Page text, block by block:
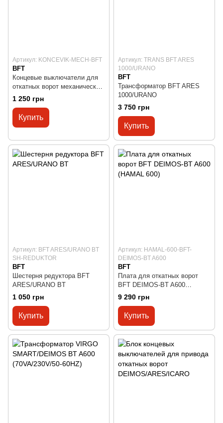
Артикул: KONCEVIK-MECH-BFT
BFT
Концевые выключатели для
откатных ворот механические
BFT
1 250 грн
Купить
Артикул: TRANS BFT ARES
1000/URANO
BFT
Трансформатор BFT ARES
1000/URANO
3 750 грн
Купить
Артикул: BFT ARES/URANO BT
SH-REDUKTOR
BFT
Шестерня редуктора BFT
ARES/URANO BT
1 050 грн
Купить
Артикул: HAMAL-600-BFT-
DEIMOS-BT A600
BFT
Плата для откатных ворот
BFT DEIMOS-BT A600
(HAMAL 600)
9 290 грн
Купить